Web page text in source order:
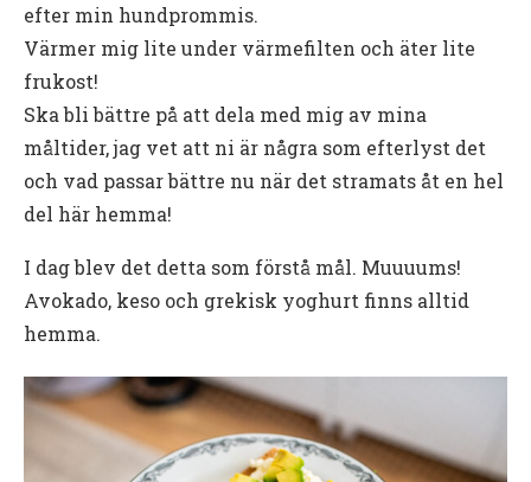
efter min hundprommis.
Värmer mig lite under värmefilten och äter lite
frukost!
Ska bli bättre på att dela med mig av mina
måltider, jag vet att ni är några som efterlyst det
och vad passar bättre nu när det stramats åt en hel
del här hemma!
I dag blev det detta som förstå mål. Muuuums!
Avokado, keso och grekisk yoghurt finns alltid
hemma.